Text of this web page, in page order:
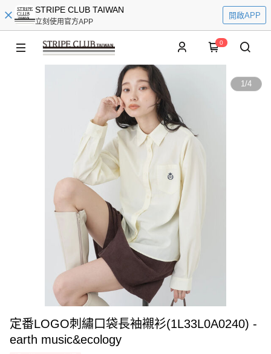
STRIPE CLUB TAIWAN
立刻使用官方APP
開啟APP
0
1/4
定番LOGO刺繡口袋長袖襯衫(1L33L0A0240) -
earth music&ecology